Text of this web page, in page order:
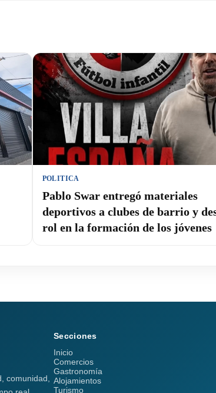
POLITICA
Pablo Swar entregó materiales
deportivos a clubes de barrio y
rol en la formación de los jóvenes
comunidad,
Secciones
Inicio
Comercios
Gastronomía
Alojamientos
Turismo